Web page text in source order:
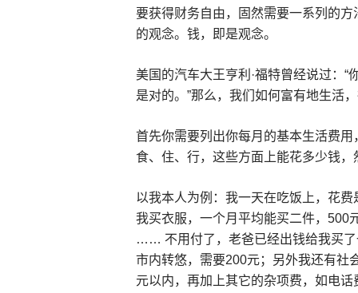
要获得财务自由，固然需要一系列的
的观念。钱，即是观念。
美国的汽车大王亨利·福特曾经说过：“
是对的。”那么，我们如何富有地生活
首先你需要列出你每月的基本生活费
食、住、行，这些方面上能花多少钱
以我本人为例：我一天在吃饭上，花
我买衣服，一个月平均能买二件，500
…… 不用付了，老爸已经出钱给我买
市内转悠，需要200元；另外我还有社
元以内，再加上其它的杂项费，如电